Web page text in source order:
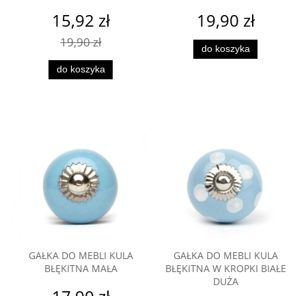
15,92 zł
19,90 zł
do koszyka
19,90 zł
do koszyka
GAŁKA DO MEBLI KULA
BŁĘKITNA MAŁA
GAŁKA DO MEBLI KULA
BŁĘKITNA W KROPKI BIAŁE
DUŻA